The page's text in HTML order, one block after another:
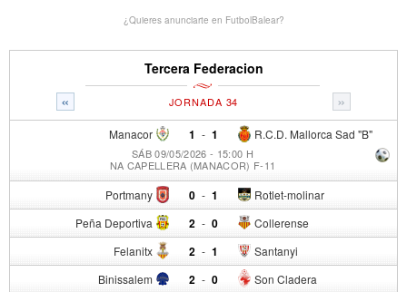
¿Quieres anunciarte en FutbolBalear?
Tercera Federacion
« »
JORNADA 34
Manacor 1 - R.C.D. Mallorca Sad "B"
1
SÁB 09/05/2026 - 15:00 H
NA CAPELLERA (MANACOR) F-11
Portmany 0 - Rotlet-molinar
1
Peña Deportiva 2 - Collerense
0
Felanitx 2 - Santanyi
1
Binissalem 2 - Son Cladera
0